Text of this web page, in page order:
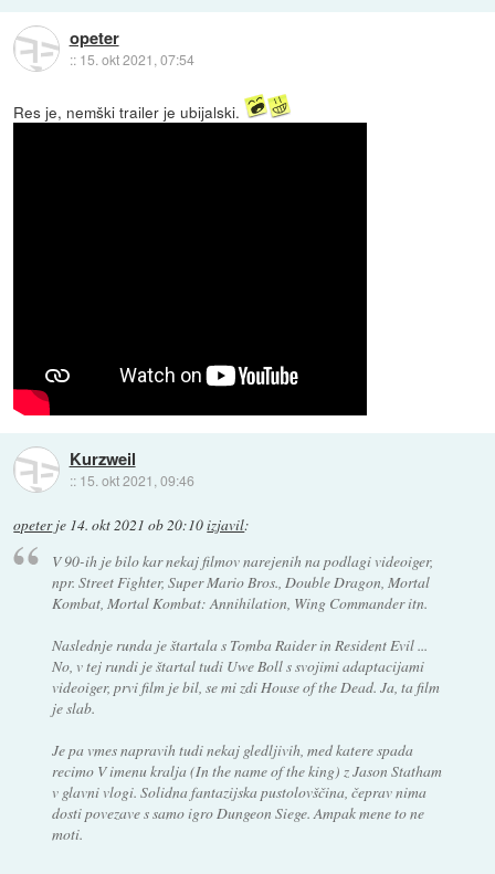
opeter
:: 15. okt 2021, 07:54
Res je, nemški trailer je ubijalski.
Kurzweil
:: 15. okt 2021, 09:46
opeterje 14. okt 2021 ob 20:10izjavil:
V 90-ih je bilo kar nekaj filmov narejenih na podlagi videoiger,
npr. Street Fighter, Super Mario Bros., Double Dragon, Mortal
Kombat, Mortal Kombat: Annihilation, Wing Commander itn.
Naslednje runda je štartala s Tomba Raider in Resident Evil ...
No, v tej rundi je štartal tudi Uwe Boll s svojimi adaptacijami
videoiger, prvi film je bil, se mi zdi House of the Dead. Ja, ta film
je slab.
Je pa vmes napravih tudi nekaj gledljivih, med katere spada
recimo V imenu kralja(In the name of the king) z Jason Statham
v glavni vlogi. Solidna fantazijska pustolovščina, čeprav nima
dosti povezave s samo igro Dungeon Siege. Ampak mene to ne
moti.